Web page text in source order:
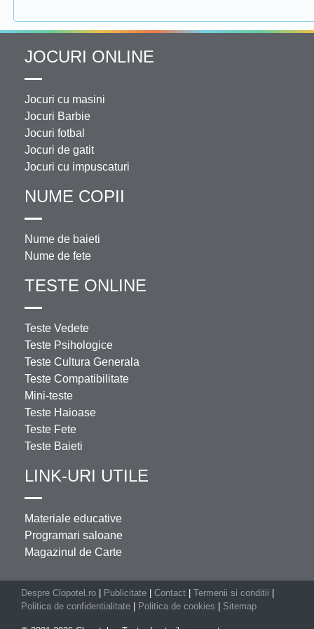
JOCURI ONLINE
Jocuri cu masini
Jocuri Barbie
Jocuri fotbal
Jocuri de gatit
Jocuri cu impuscaturi
NUME COPII
Nume de baieti
Nume de fete
TESTE ONLINE
Teste Vedete
Teste Psihologice
Teste Cultura Generala
Teste Compatibilitate
Mini-teste
Teste Haioase
Teste Fete
Teste Baieti
LINK-URI UTILE
Materiale educative
Programari saloane
Magazinul de Carte
Despre Clopotel.ro Publicitate Contact Termenii si conditii
Politica de confidentialitate
Politica de cookies Sitemap